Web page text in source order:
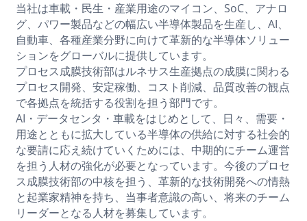
当社は車載・民生・産業用途のマイコン、SoC、アナロ
グ、パワー製品などの幅広い半導体製品を生産し、AI、
自動車、各種産業分野に向けて革新的な半導体ソリュー
ションをグローバルに提供しています。
プロセス成膜技術部はルネサス生産拠点の成膜に関わる
プロセス開発、安定稼働、コスト削減、品質改善の観点
で各拠点を統括する役割を担う部門です。
AI・データセンタ・車載をはじめとして、日々、需要・
用途とともに拡大している半導体の供給に対する社会的
な要請に応え続けていくためには、中期的にチーム運営
を担う人材の強化が必要となっています。今後のプロセ
ス成膜技術部の中核を担う、革新的な技術開発への情熱
と起業家精神を持ち、当事者意識の高い、将来のチーム
リーダーとなる人材を募集しています。